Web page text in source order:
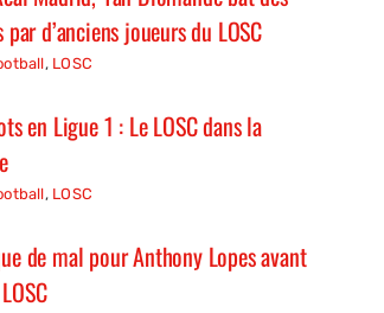
d’anciens joueurs du LOSC
, LOSC
en Ligue 1 : Le LOSC dans la
, LOSC
de mal pour Anthony Lopes avant